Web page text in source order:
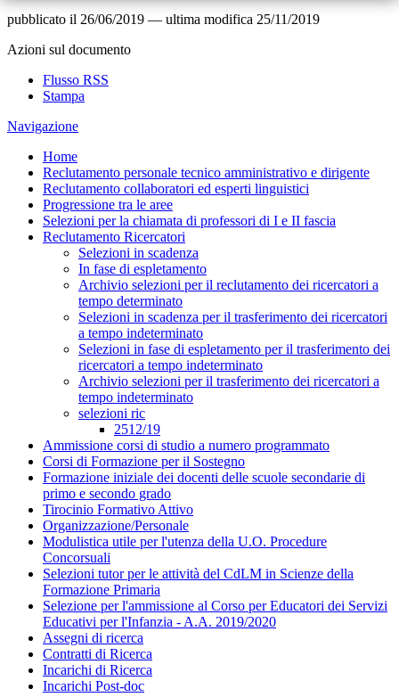
pubblicato il 26/06/2019 — ultima modifica 25/11/2019
Azioni sul documento
Flusso RSS
Stampa
Navigazione
Home
Reclutamento personale tecnico amministrativo e dirigente
Reclutamento collaboratori ed esperti linguistici
Progressione tra le aree
Selezioni per la chiamata di professori di I e II fascia
Reclutamento Ricercatori
Selezioni in scadenza
In fase di espletamento
Archivio selezioni per il reclutamento dei ricercatori a
tempo determinato
Selezioni in scadenza per il trasferimento dei ricercatori
a tempo indeterminato
Selezioni in fase di espletamento per il trasferimento dei
ricercatori a tempo indeterminato
Archivio selezioni per il trasferimento dei ricercatori a
tempo indeterminato
selezioni ric
2512/19
Ammissione corsi di studio a numero programmato
Corsi di Formazione per il Sostegno
Formazione iniziale dei docenti delle scuole secondarie di
primo e secondo grado
Tirocinio Formativo Attivo
Organizzazione/Personale
Modulistica utile per l'utenza della U.O. Procedure
Concorsuali
Selezioni tutor per le attività del CdLM in Scienze della
Formazione Primaria
Selezione per l'ammissione al Corso per Educatori dei Servizi
Educativi per l'Infanzia - A.A. 2019/2020
Assegni di ricerca
Contratti di Ricerca
Incarichi di Ricerca
Incarichi Post-doc